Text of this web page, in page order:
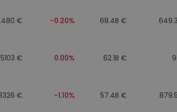
€ -0.20% 68.4B €
€ 0.00% 62.1B €
€ -1.10% 57.4B €